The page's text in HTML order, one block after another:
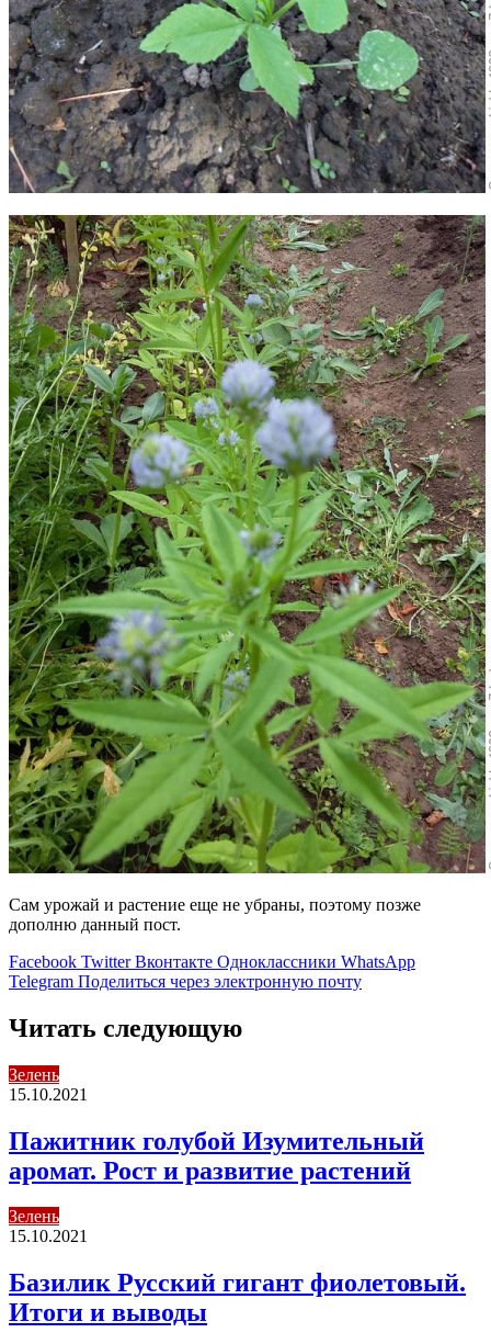
Сам урожай и растение еще не убраны, поэтому позже
дополню данный пост.
Facebook Twitter Вконтакте Одноклассники WhatsApp
Telegram Поделиться через электронную почту
Читать следующую
Зелень
15.10.2021
Пажитник голубой Изумительный
аромат. Рост и развитие растений
Зелень
15.10.2021
Базилик Русский гигант фиолетовый.
Итоги и выводы